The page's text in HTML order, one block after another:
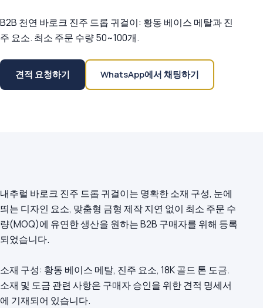
B2B 천연 바로크 진주 드롭 귀걸이: 황동 베이스 메탈과 진
주 요소. 최소 주문 수량 50~100개.
견적 요청하기 WhatsApp에서 채팅하기
내추럴 바로크 진주 드롭 귀걸이는 명확한 소재 구성, 눈에
띄는 디자인 요소, 맞춤형 금형 제작 지연 없이 최소 주문 수
량(MOQ)에 유연한 생산을 원하는 B2B 구매자를 위해 등록
되었습니다.
소재 구성: 황동 베이스 메탈, 진주 요소, 18K 골드 톤 도금.
소재 및 도금 관련 사항은 구매자 승인을 위한 견적 명세서
에 기재되어 있습니다.